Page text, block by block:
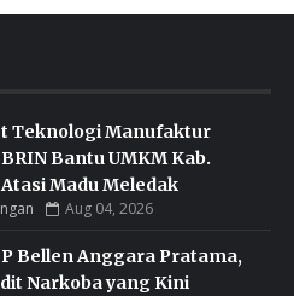
Teknologi Manufaktur
Bantu UMKM Kab.
Madu Meledak
Aug 04, 2026
Bellen Anggara Pratama,
Narkoba yang Kini